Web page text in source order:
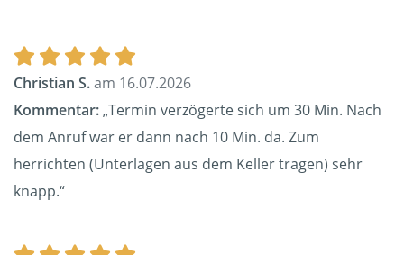
Christian S.am 16.07.2026
Kommentar:„Termin verzögerte sich um 30 Min. Nach
dem Anruf war er dann nach 10 Min. da. Zum
herrichten (Unterlagen aus dem Keller tragen) sehr
knapp.“